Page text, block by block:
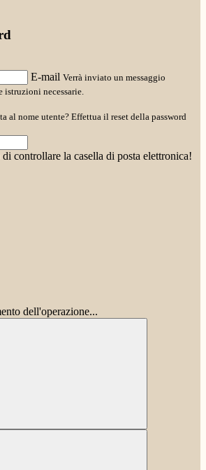
E-mail Verrà inviato un messaggio
necessarie.
al nome utente? Effettua il reset della password
controllare la casella di posta elettronica!
dell'operazione...